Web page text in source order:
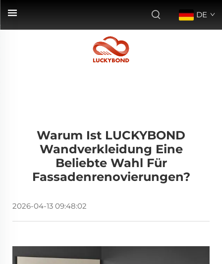
DE
Warum Ist LUCKYBOND
Wandverkleidung Eine
Beliebte Wahl Für
Fassadenrenovierungen?
2026-04-13 09:48:02